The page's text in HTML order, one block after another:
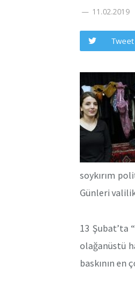
11.02.2019
Tweet
soykırım
Günleri
13 Şubat’ta
olağanüstü
baskının en